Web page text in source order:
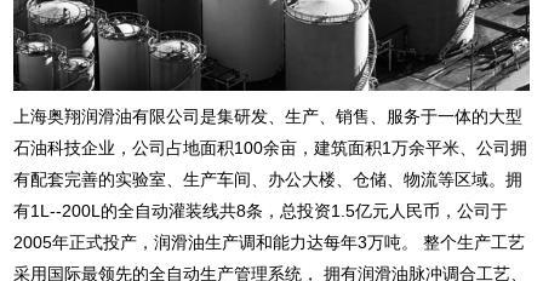
上海奥翔润滑油有限公司是集研发、生产、销售、服务于一体的大型
石油科技企业，公司占地面积100余亩，建筑面积1万余平米、公司拥
有配套完善的实验室、生产车间、办公大楼、仓储、物流等区域。拥
有1L--200L的全自动灌装线共8条，总投资1.5亿元人民币，公司于
2005年正式投产，润滑油生产调和能力达每年3万吨。 整个生产工艺
采用国际最领先的全自动生产管理系统， 拥有润滑油脉冲调合工艺、